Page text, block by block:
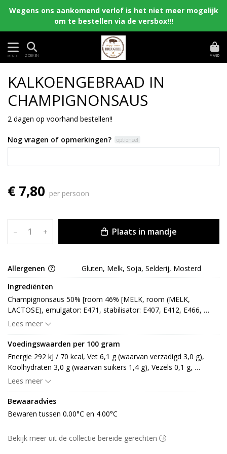
Wegens ons aankomend verlof is het niet meer mogelijk
om te bestellen via de versbox!!!
MENU ZOEKEN MAND
KALKOENGEBRAAD IN
CHAMPIGNONSAUS
2 dagen op voorhand bestellen!!
Nog vragen of opmerkingen? optioneel
€ 7,80 per persoon
– + Plaats in mandje
Allergenen
Gluten, Melk, Soja, Selderij, Mosterd
Ingrediënten
Champignonsaus 50% [room 46% [MELK, room (MELK,
LACTOSE), emulgator: E471, stabilisator: E407, E412, E466,
antiklontermiddel: E508], water 28%, jussaus 14% [water,
glucosestroop, zout, gistextract, suiker, aroma), gemodificeerd
tapiocazetmeel, gemodificeerd maiszetmeel, boterconcentraat
(MELK), tomatenpuree, aroma (SELDERIJ, smaakversterker:
E621, E627, E631), zout, kruiden en specerij (uipoeder, peper,
laurier), groentebouillon (groentenconcentraat (wortel, ui,
zonnebloemolie, glucose, kruiden en specerijextract), kleurstof:
E150a, azijn, bouillonpoeder (SELDERIJ, smaakversterker: E621),
E202] (LACTOSE), champignon 3%, vleesjus 2% [zetmeel,
Lees meer
Voedingswaarden per 100 gram
Energie 292 kJ / 70 kcal, Vet 6,1 g (waarvan verzadigd 3,0 g),
Koolhydraten 3,0 g (waarvan suikers 1,4 g), Vezels 0,1 g,
Eiwitten 1,0 g, Zout 0,7 g.
Lees meer
Bewaaradvies
Bewaren tussen 0.00°C en 4.00°C
Bekijk meer uit de collectie bereide gerechten